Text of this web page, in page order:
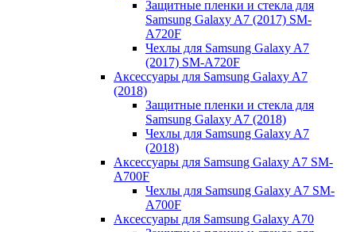
Защитные пленки и стекла для
Samsung Galaxy A7 (2017) SM-
A720F
Чехлы для Samsung Galaxy A7
(2017) SM-A720F
Аксессуары для Samsung Galaxy A7
(2018)
Защитные пленки и стекла для
Samsung Galaxy A7 (2018)
Чехлы для Samsung Galaxy A7
(2018)
Аксессуары для Samsung Galaxy A7 SM-
A700F
Чехлы для Samsung Galaxy A7 SM-
A700F
Аксессуары для Samsung Galaxy A70